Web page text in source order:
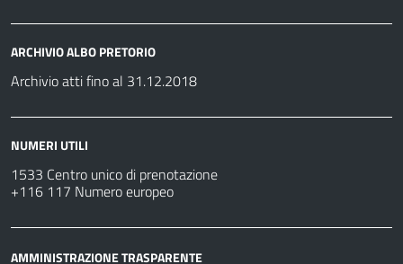
ARCHIVIO ALBO PRETORIO
Archivio atti fino al 31.12.2018
NUMERI UTILI
1533 Centro unico di prenotazione
+116 117 Numero europeo
AMMINISTRAZIONE TRASPARENTE